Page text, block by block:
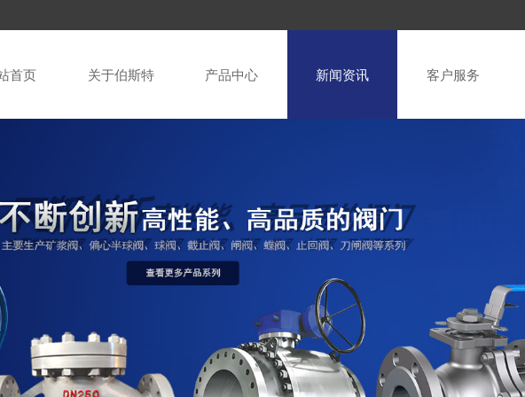
首页 关于伯斯特 产品中心 新闻资讯 客户服务